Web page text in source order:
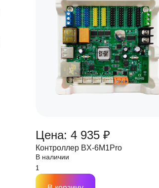
Цена: 4 935 ₽
Контроллер BX-6M1Pro
В наличии